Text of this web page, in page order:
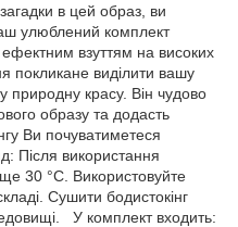
в цей образ, ви
улюблений комплект
ефектним взуттям на високих
покликане виділити вашу
природну красу. Він чудово
образу та додасть
Ви почуватиметеся
Після використання
30 °C. Використовуйте
Сушити бодистокінг
У комплект входить: